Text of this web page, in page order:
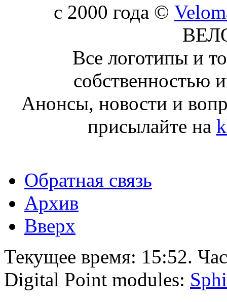
c 2000 года ©
Все логотипы и
собственностью
Анонсы, новости и
присылайте на
Обратная связь
Архив
Вверх
Текущее время: 15:52.
Digital Point modules: